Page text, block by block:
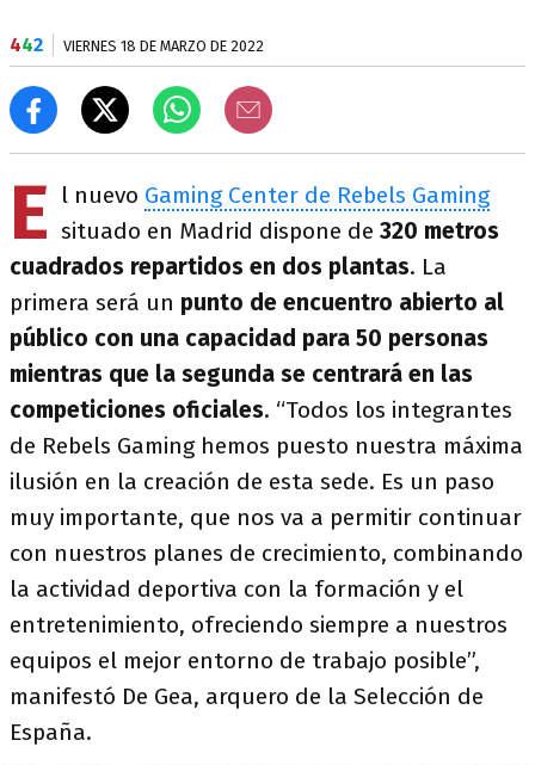
442 VIERNES 18 DE MARZO DE 2022
E l nuevo Gaming Center de Rebels Gaming
situado en Madrid dispone de 320 metros
cuadrados repartidos en dos plantas. La
primera será un punto de encuentro abierto al
público con una capacidad para 50 personas
mientras que la segunda se centrará en las
competiciones oficiales. “Todos los integrantes
de Rebels Gaming hemos puesto nuestra máxima
ilusión en la creación de esta sede. Es un paso
muy importante, que nos va a permitir continuar
con nuestros planes de crecimiento, combinando
la actividad deportiva con la formación y el
entretenimiento, ofreciendo siempre a nuestros
equipos el mejor entorno de trabajo posible”,
manifestó De Gea, arquero de la Selección de
España.